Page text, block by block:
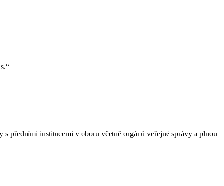
předními institucemi v oboru včetně orgánů veřejné správy a plnou